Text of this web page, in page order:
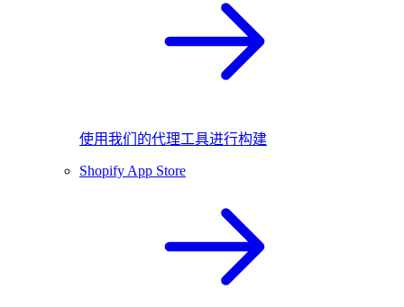
使用我们的代理工具进行构建
Shopify App Store